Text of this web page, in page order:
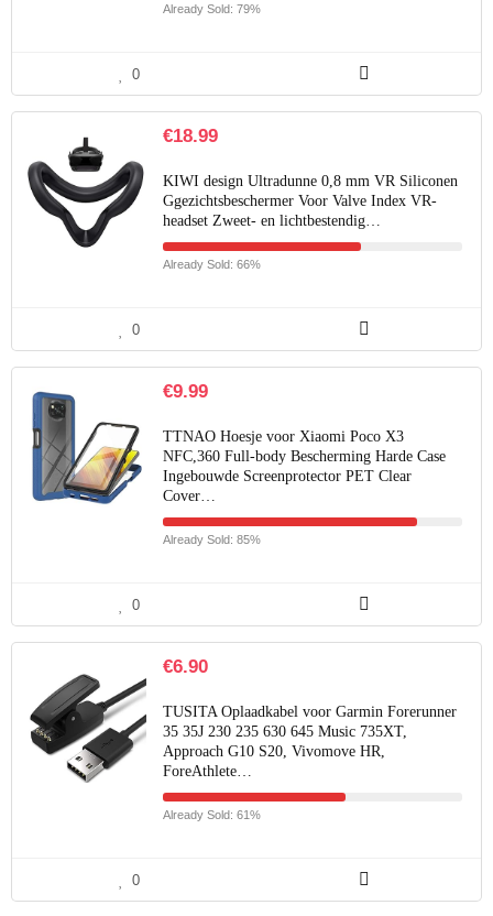
Already Sold: 79%
0
€18.99
KIWI design Ultradunne 0,8 mm VR Siliconen
Ggezichtsbeschermer Voor Valve Index VR-
headset Zweet- en lichtbestendig…
Already Sold: 66%
0
€9.99
TTNAO Hoesje voor Xiaomi Poco X3
NFC,360 Full-body Bescherming Harde Case
Ingebouwde Screenprotector PET Clear
Cover…
Already Sold: 85%
0
€6.90
TUSITA Oplaadkabel voor Garmin Forerunner
35 35J 230 235 630 645 Music 735XT,
Approach G10 S20, Vivomove HR,
ForeAthlete…
Already Sold: 61%
0